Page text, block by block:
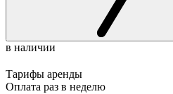
в наличии
Тарифы аренды
Оплата раз в неделю